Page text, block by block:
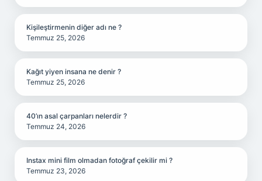
Kişileştirmenin diğer adı ne ?
Temmuz 25, 2026
Kağıt yiyen insana ne denir ?
Temmuz 25, 2026
40’ın asal çarpanları nelerdir ?
Temmuz 24, 2026
Instax mini film olmadan fotoğraf çekilir mi ?
Temmuz 23, 2026